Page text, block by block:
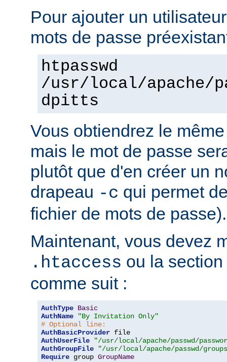
Pour ajouter un
mots de passe
htpasswd
/usr/local/apache/
dpitts
Vous obtiendrez le
mais le mot de passe
plutôt que d'en créer un
drapeau -c qui permet
fichier de mots de
Maintenant, vous devez
.htaccess ou la section
comme suit :
AuthType Basic
AuthName
"By Invitation Only"
# Optional line:
AuthBasicProvider
AuthUserFile
"/usr/local/apache/passwd/
AuthGroupFile
"/usr/local/apache/passwd/
Require group GroupName